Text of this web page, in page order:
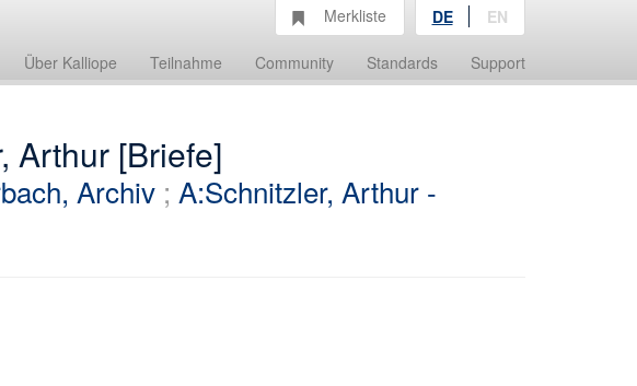
Über Kalliope Teilnahme Community Standards Support
Merkliste DE EN
Arthur [Briefe]
Archiv; A:Schnitzler, Arthur -